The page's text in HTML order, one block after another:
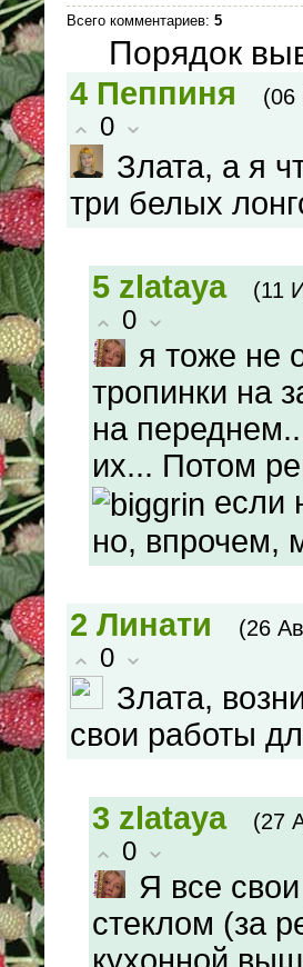
Всего комментариев: 5
Порядок
4 Пеппиня (06
0
Злата, а я
три белых
5 zlataya (11
0
я тоже не
тропинки на
на
их... Потом
если
но, впрочем,
2 Линати (26
0
Злата,
свои работы
3 zlataya (27
0
Я все
стеклом (за